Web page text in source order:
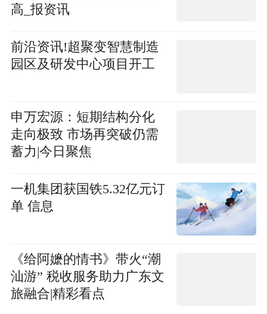
高_报资讯
前沿资讯!超聚变智慧制造
园区及研发中心项目开工
申万宏源：短期结构分化
走向极致 市场再突破仍需
蓄力|今日聚焦
一机集团获国铁5.32亿元订
单 信息
《给阿嬷的情书》带火“潮
汕游” 税收服务助力广东文
旅融合|精彩看点